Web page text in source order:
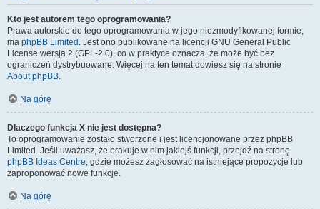
Kto jest autorem tego oprogramowania?
Prawa autorskie do tego oprogramowania w jego niezmodyfikowanej formie,
ma phpBB Limited . Jest ono publikowane na licencji GNU General Public
License wersja 2 (GPL-2.0), co w praktyce oznacza, że może być bez
ograniczeń dystrybuowane. Więcej na ten temat dowiesz się na stronie
About phpBB.
Na górę
Dlaczego funkcja X nie jest dostępna?
To oprogramowanie zostało stworzone i jest licencjonowane przez phpBB
Limited. Jeśli uważasz, że brakuje w nim jakiejś funkcji, przejdź na stronę
phpBB Ideas Centre, gdzie możesz zagłosować na istniejące propozycje lub
zaproponować nowe funkcje.
Na górę